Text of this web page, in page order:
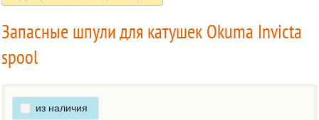
Запасные шпули для катушек Okuma Invicta
spool
из наличия